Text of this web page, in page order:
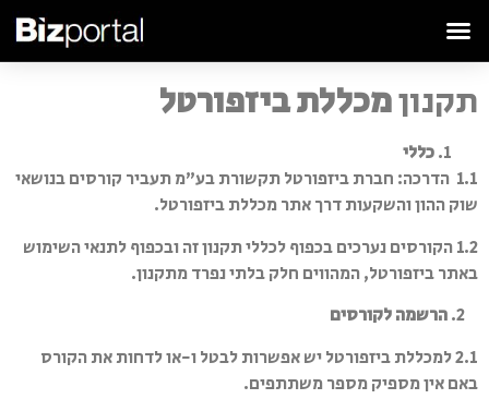
תקנוןמכללת ביזפורטל
כללי
1.1 הדרכה: חברת ביזפורטל תקשורת בע”מ תעביר קורסים בנושאי
שוק ההון והשקעות דרך אתר מכללת ביזפורטל.
1.2 הקורסים נערכים בכפוף לכללי תקנון זה ובכפוף לתנאי השימוש
באתר ביזפורטל, המהווים חלק בלתי נפרד מתקנון.
הרשמה לקורסים
2.1 למכללת ביזפורטל יש אפשרות לבטל ו-או לדחות את הקורס
באם אין מספיק מספר משתתפים.